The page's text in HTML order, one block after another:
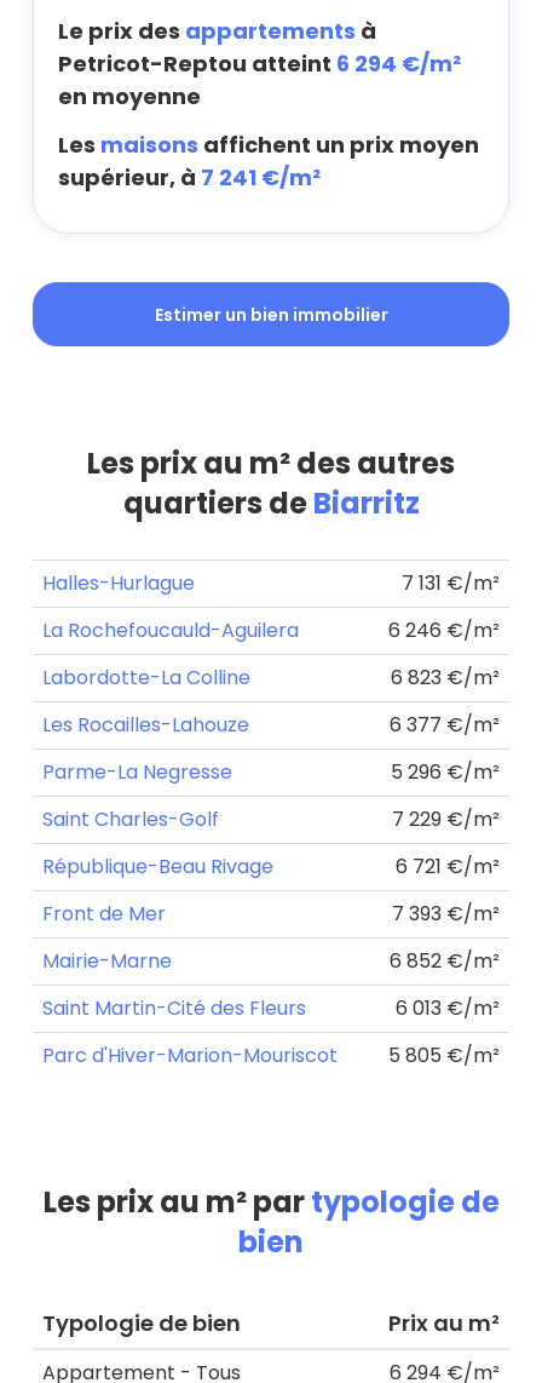
Le prix des appartements à
Petricot-Reptou atteint 6 294 €/m²
en moyenne
Les maisons affichent un prix moyen
supérieur, à 7 241 €/m²
Estimer un bien immobilier
Les prix au m² des autres
quartiers deBiarritz
Halles-Hurlague
7 131 €/m²
La Rochefoucauld-Aguilera
6 246 €/m²
Labordotte-La Colline
6 823 €/m²
Les Rocailles-Lahouze
6 377 €/m²
Parme-La Negresse
5 296 €/m²
Saint Charles-Golf
7 229 €/m²
République-Beau Rivage
6 721 €/m²
Front de Mer
7 393 €/m²
Mairie-Marne
6 852 €/m²
Saint Martin-Cité des Fleurs
6 013 €/m²
Parc d'Hiver-Marion-Mouriscot
5 805 €/m²
Les prix au m² partypologie de
bien
Typologie de bien Prix au m²
Appartement - Tous 6 294 €/m²